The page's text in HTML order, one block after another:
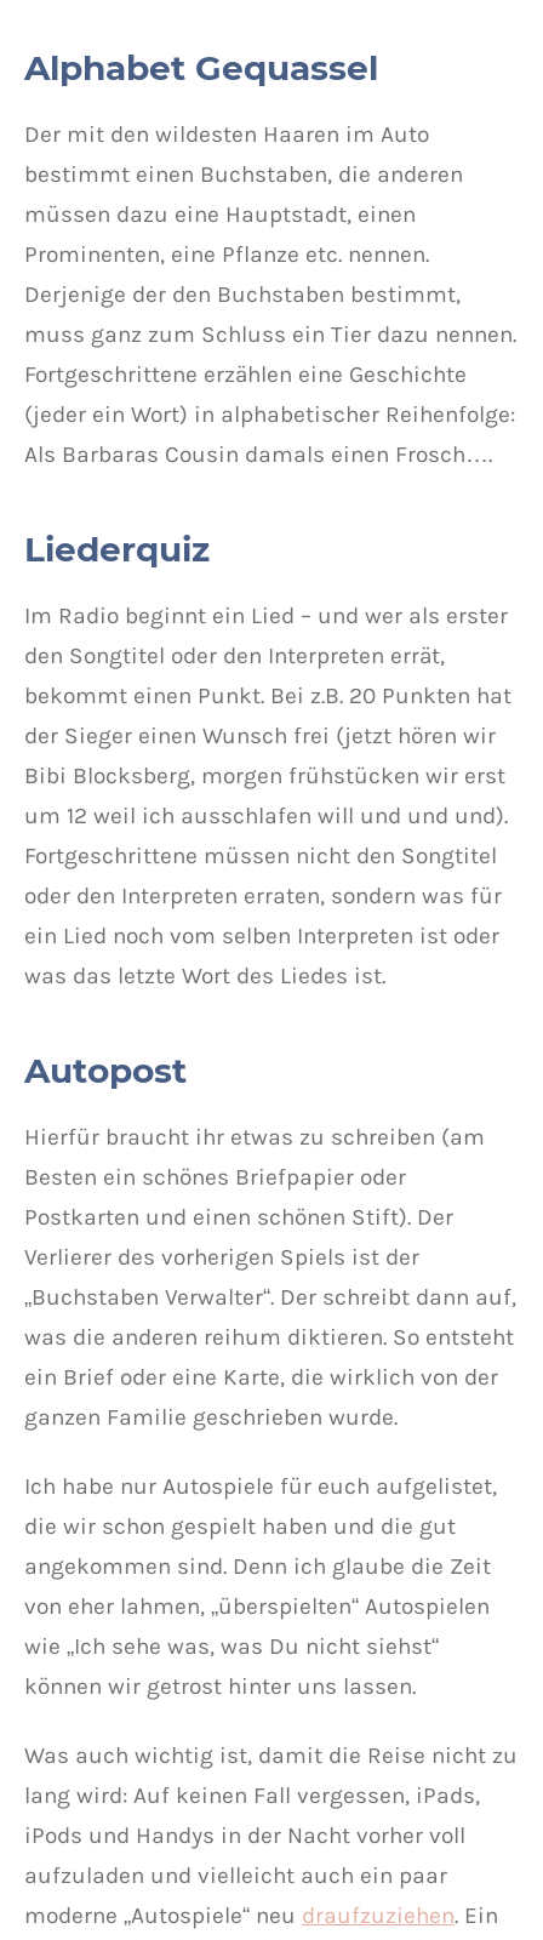
Alphabet Gequassel
Der mit den wildesten Haaren im Auto
bestimmt einen Buchstaben, die anderen
müssen dazu eine Hauptstadt, einen
Prominenten, eine Pflanze etc. nennen.
Derjenige der den Buchstaben bestimmt,
muss ganz zum Schluss ein Tier dazu nennen.
Fortgeschrittene erzählen eine Geschichte
(jeder ein Wort) in alphabetischer Reihenfolge:
Als Barbaras Cousin damals einen Frosch….
Liederquiz
Im Radio beginnt ein Lied – und wer als erster
den Songtitel oder den Interpreten errät,
bekommt einen Punkt. Bei z.B. 20 Punkten hat
der Sieger einen Wunsch frei (jetzt hören wir
Bibi Blocksberg, morgen frühstücken wir erst
um 12 weil ich ausschlafen will und und und).
Fortgeschrittene müssen nicht den Songtitel
oder den Interpreten erraten, sondern was für
ein Lied noch vom selben Interpreten ist oder
was das letzte Wort des Liedes ist.
Autopost
Hierfür braucht ihr etwas zu schreiben (am
Besten ein schönes Briefpapier oder
Postkarten und einen schönen Stift). Der
Verlierer des vorherigen Spiels ist der
„Buchstaben Verwalter“. Der schreibt dann auf,
was die anderen reihum diktieren. So entsteht
ein Brief oder eine Karte, die wirklich von der
ganzen Familie geschrieben wurde.
Ich habe nur Autospiele für euch aufgelistet,
die wir schon gespielt haben und die gut
angekommen sind. Denn ich glaube die Zeit
von eher lahmen, „überspielten“ Autospielen
wie „Ich sehe was, was Du nicht siehst“
können wir getrost hinter uns lassen.
Was auch wichtig ist, damit die Reise nicht zu
lang wird: Auf keinen Fall vergessen, iPads,
iPods und Handys in der Nacht vorher voll
aufzuladen und vielleicht auch ein paar
moderne „Autospiele“ neu draufzuziehen. Ein